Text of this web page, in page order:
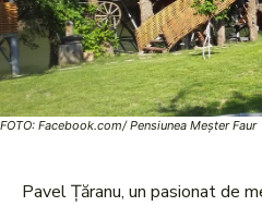
FOTO: Facebook.com/ Pensiunea Meșter Faur
Pavel Țăranu, un pasionat de